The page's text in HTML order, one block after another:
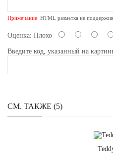
Примечание: HTML разметка не
Оценка: Плохо
Введите код, указанный на
СМ. ТАКЖЕ (5)